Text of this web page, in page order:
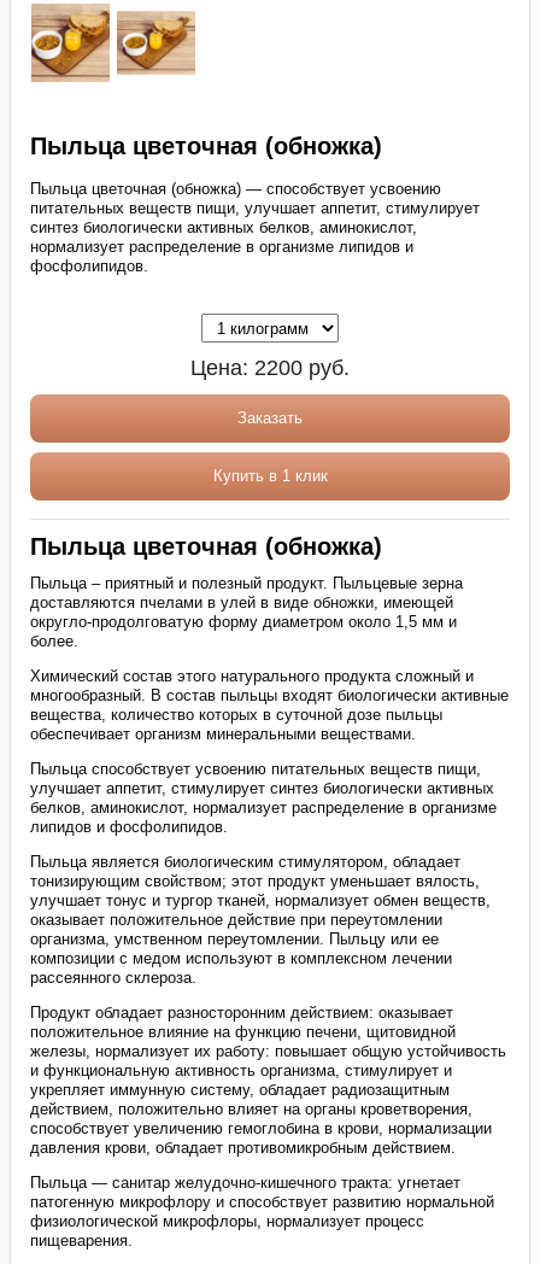
Пыльца цветочная (обножка)
Пыльца цветочная (обножка) — способствует усвоению
питательных веществ пищи, улучшает аппетит, стимулирует
синтез биологически активных белков, аминокислот,
нормализует распределение в организме липидов и
фосфолипидов.
Цена: 2200 руб.
Заказать
Купить в 1 клик
Пыльца цветочная (обножка)
Пыльца – приятный и полезный продукт. Пыльцевые зерна
доставляются пчелами в улей в виде обножки, имеющей
округло-продолговатую форму диаметром около 1,5 мм и
более.
Химический состав этого натурального продукта сложный и
многообразный. В состав пыльцы входят биологически активные
вещества, количество которых в суточной дозе пыльцы
обеспечивает организм минеральными веществами.
Пыльца способствует усвоению питательных веществ пищи,
улучшает аппетит, стимулирует синтез биологически активных
белков, аминокислот, нормализует распределение в организме
липидов и фосфолипидов.
Пыльца является биологическим стимулятором, обладает
тонизирующим свойством; этот продукт уменьшает вялость,
улучшает тонус и тургор тканей, нормализует обмен веществ,
оказывает положительное действие при переутомлении
организма, умственном переутомлении. Пыльцу или ее
композиции с медом используют в комплексном лечении
рассеянного склероза.
Продукт обладает разносторонним действием: оказывает
положительное влияние на функцию печени, щитовидной
железы, нормализует их работу: повышает общую устойчивость
и функциональную активность организма, стимулирует и
укрепляет иммунную систему, обладает радиозащитным
действием, положительно влияет на органы кроветворения,
способствует увеличению гемоглобина в крови, нормализации
давления крови, обладает противомикробным действием.
Пыльца — санитар желудочно-кишечного тракта: угнетает
патогенную микрофлору и способствует развитию нормальной
физиологической микрофлоры, нормализует процесс
пищеварения.